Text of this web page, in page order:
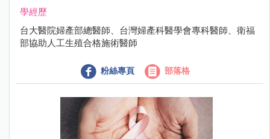
學經歷
台大醫院婦產部總醫師、台灣婦產科醫學會專科醫師、衛福
部協助人工生殖合格施術醫師
粉絲專頁 部落格